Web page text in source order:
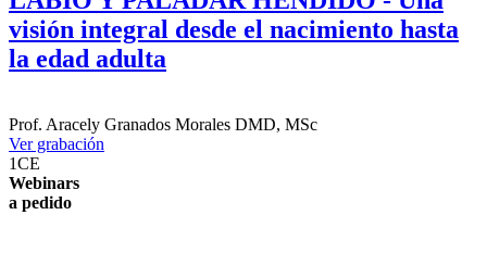
visión integral desde el nacimiento hasta
la edad adulta
Prof. Aracely Granados Morales DMD, MSc
Ver grabación
1CE
Webinars
a pedido